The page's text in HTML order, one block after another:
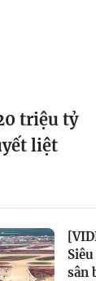
triệu tỷ
liệt
Siêu
sân